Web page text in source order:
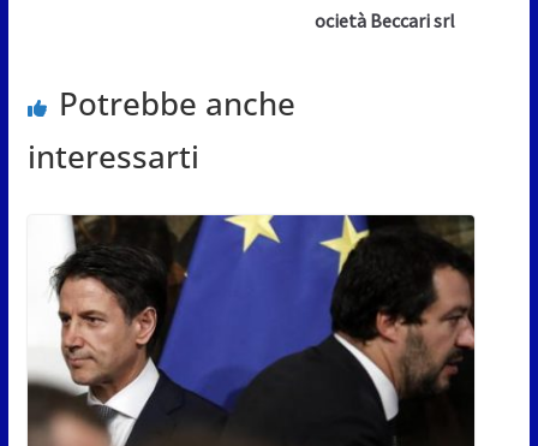
ocietà Beccari srl
Potrebbe anche
interessarti